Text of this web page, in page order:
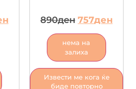
890ден 757ден
нема на
залиха
Извести ме кога ќе
биде повторно